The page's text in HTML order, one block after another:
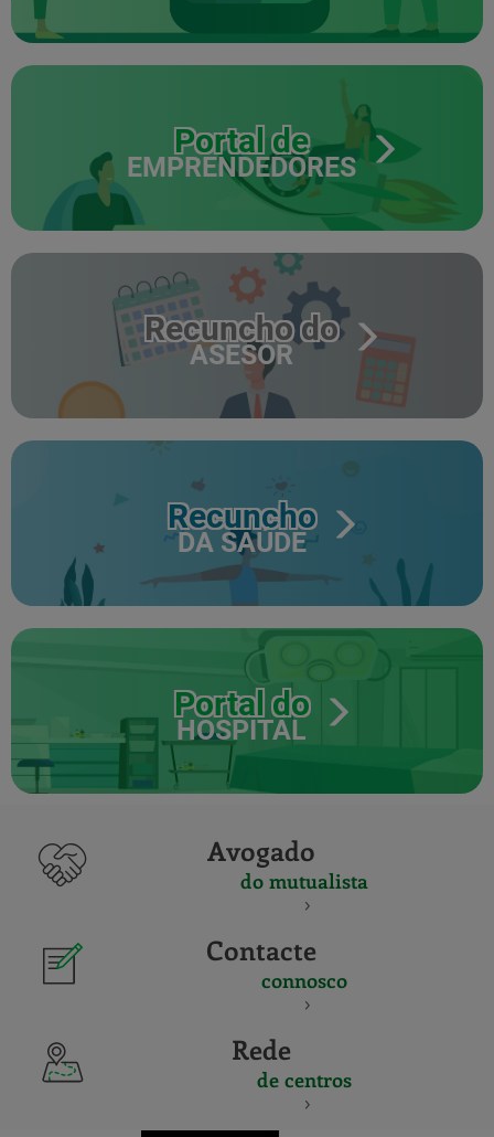
Portal de
EMPRENDEDORES
Recuncho do
ASESOR
Recuncho
DA SAÚDE
Portal do
HOSPITAL
Avogado
do mutualista
Contacte
connosco
Rede
de centros